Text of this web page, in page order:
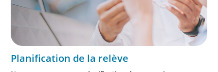
Planification de la relève